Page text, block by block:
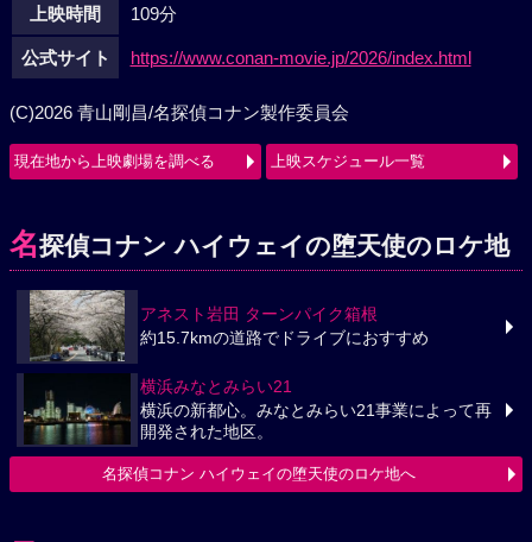
上映時間 109分
公式サイト https://www.conan-movie.jp/2026/index.html
(C)2026 青山剛昌/名探偵コナン製作委員会
現在地から上映劇場を調べる 上映スケジュール一覧
名探偵コナン ハイウェイの堕天使のロケ地
アネスト岩田 ターンパイク箱根
約15.7kmの道路でドライブにおすすめ
横浜みなとみらい21
横浜の新都心。みなとみらい21事業によって再
開発された地区。
名探偵コナン ハイウェイの堕天使のロケ地へ